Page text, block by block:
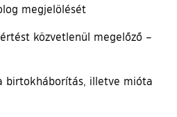
megjelölését
közvetlenül megelőző –
birtokháborítás, illetve mióta